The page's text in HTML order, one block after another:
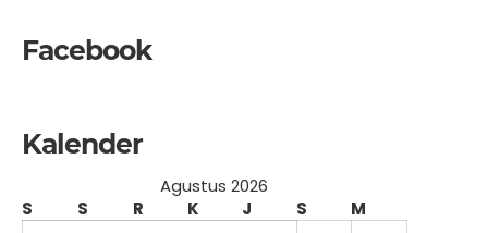
Facebook
Kalender
Agustus 2026
S
S R K J S
M